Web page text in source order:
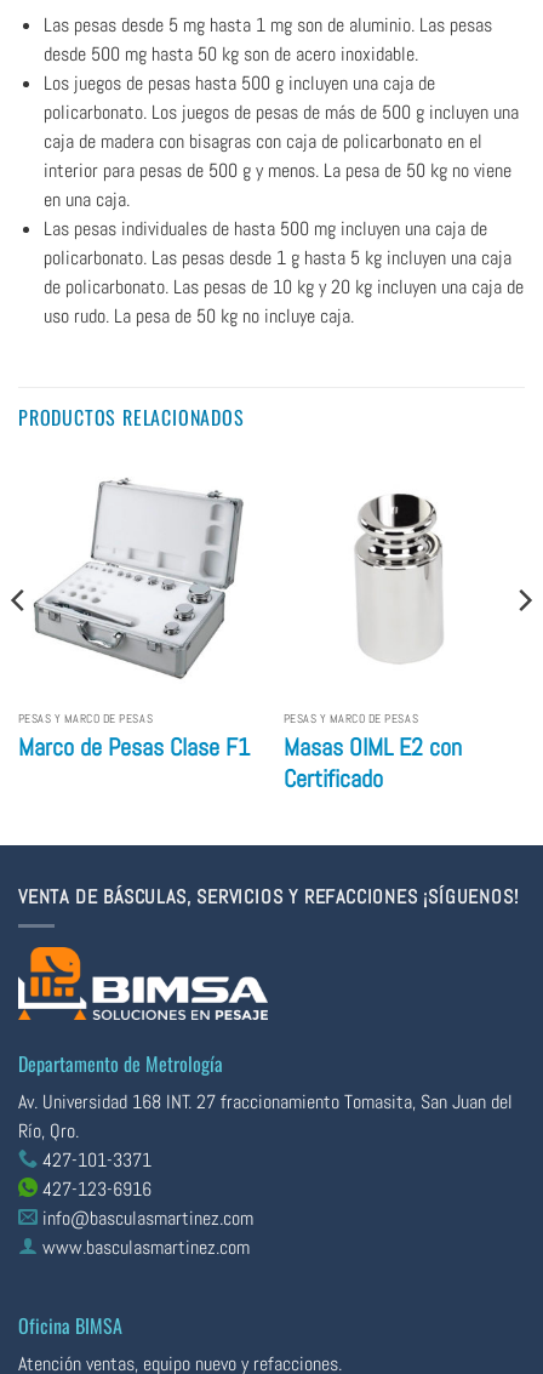
Las pesas desde 5 mg hasta 1 mg son de aluminio. Las pesas
desde 500 mg hasta 50 kg son de acero inoxidable.
Los juegos de pesas hasta 500 g incluyen una caja de
policarbonato. Los juegos de pesas de más de 500 g incluyen una
caja de madera con bisagras con caja de policarbonato en el
interior para pesas de 500 g y menos. La pesa de 50 kg no viene
en una caja.
Las pesas individuales de hasta 500 mg incluyen una caja de
policarbonato. Las pesas desde 1 g hasta 5 kg incluyen una caja
de policarbonato. Las pesas de 10 kg y 20 kg incluyen una caja de
uso rudo. La pesa de 50 kg no incluye caja.
PRODUCTOS RELACIONADOS
PESAS Y MARCO DE PESAS
Marco de Pesas Clase F1
PESAS Y MARCO DE PESAS
Masas OIML E2 con
Certificado
VENTA DE BÁSCULAS, SERVICIOS Y REFACCIONES ¡SÍGUENOS!
Departamento de Metrología
Av. Universidad 168 INT. 27 fraccionamiento Tomasita, San Juan del
Río, Qro.
427-101-3371
427-123-6916
info@basculasmartinez.com
www.basculasmartinez.com
Oficina BIMSA
Atención ventas, equipo nuevo y refacciones.